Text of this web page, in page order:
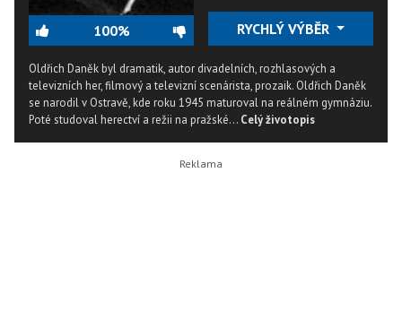
100% RYCHLÝ VÝBĚR
Oldřich Daněk byl dramatik, autor divadelních, rozhlasových a
televizních her, filmový a televizní scenárista, prozaik. Oldřich Daněk
se narodil v Ostravě, kde roku 1945 maturoval na reálném gymnáziu.
Poté studoval herectví a režii na pražské... Celý životopis